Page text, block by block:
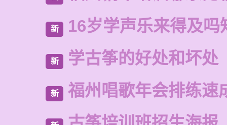
新 16岁学声乐来得及吗
新 学古筝的好处和坏处
新 福州唱歌年会排练速